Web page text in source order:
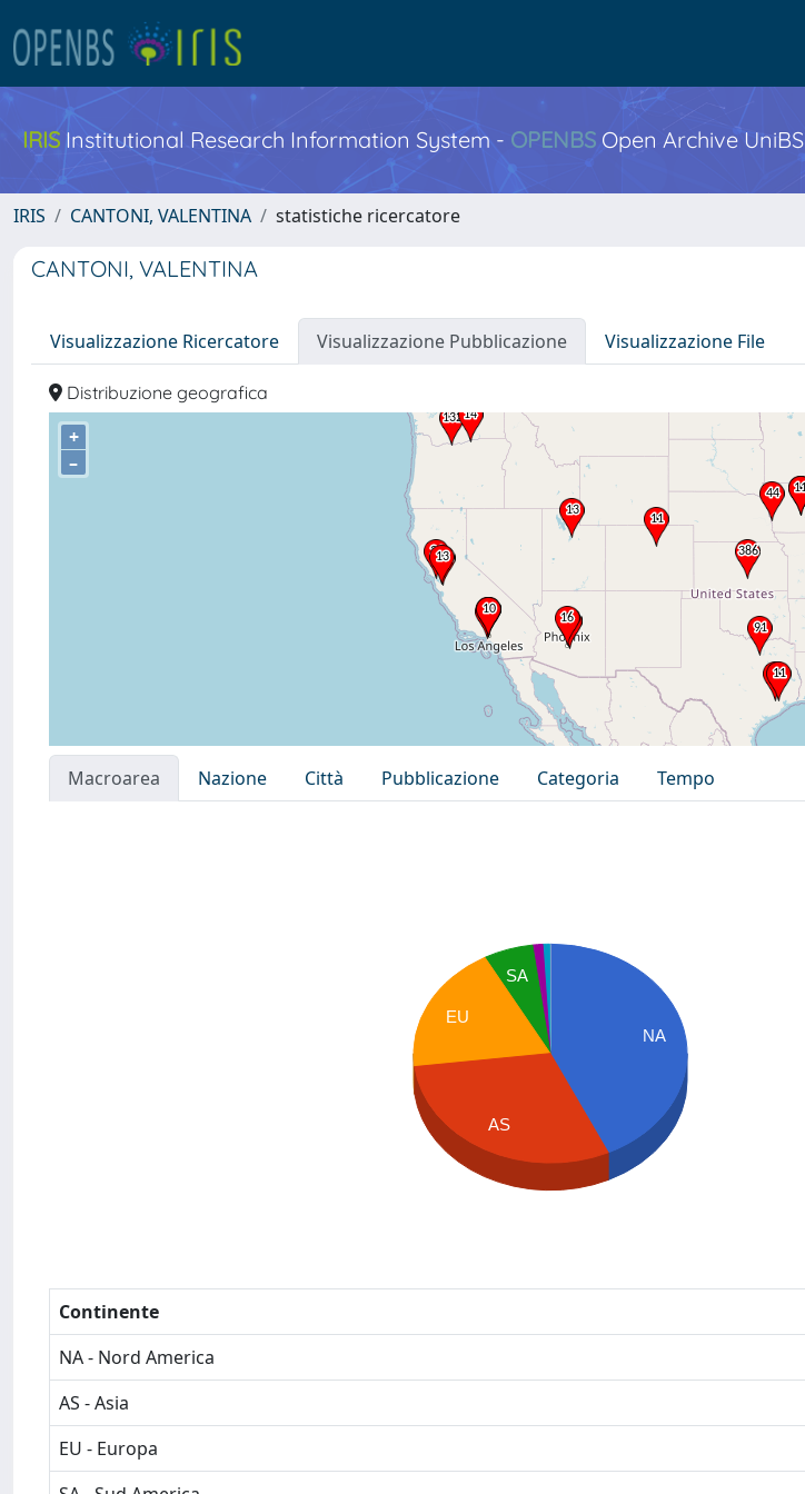
IRIS Institutional Research Information System - OPENBS Open Archive UniBS
IRIS CANTONI, VALENTINA statistiche ricercatore
CANTONI, VALENTINA
Visualizzazione Ricercatore Visualizzazione Pubblicazione Visualizzazione File
Distribuzione geografica
+
–
Macroarea Nazione Città Pubblicazione Categoria
Tempo
NA
SA
EU
AS
Continente
NA - Nord America
AS - Asia
EU - Europa